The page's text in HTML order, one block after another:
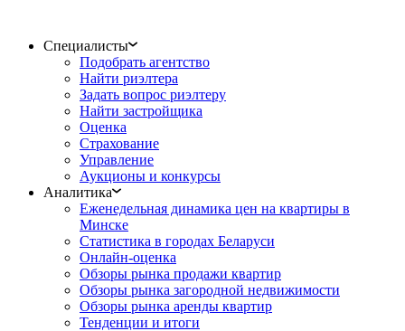
Специалисты
Подобрать агентство
Найти риэлтера
Задать вопрос риэлтеру
Найти застройщика
Оценка
Страхование
Управление
Аукционы и конкурсы
Аналитика
Еженедельная динамика цен на квартиры в
Минске
Статистика в городах Беларуси
Онлайн-оценка
Обзоры рынка продажи квартир
Обзоры рынка загородной недвижимости
Обзоры рынка аренды квартир
Тенденции и итоги